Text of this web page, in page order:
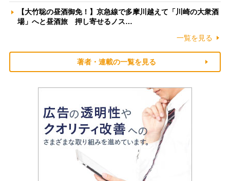
【大竹聡の昼酒御免！】京急線で多摩川越えて「川崎の大衆酒
場」へと昼酒旅 押し寄せるノス…
一覧を見る
著者・連載の一覧を見る